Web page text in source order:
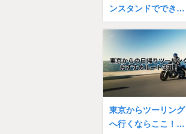
ンスタンドででき…
東京からツーリング
へ行くならここ！…